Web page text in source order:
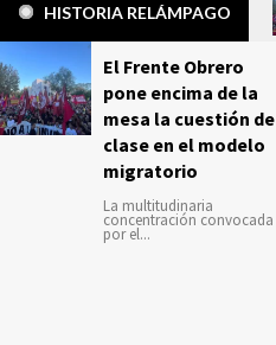
HISTORIA RELÁMPAGO
El Frente Obrero
pone encima de la
mesa la cuestión de
clase en el modelo
migratorio
La multitudinaria
concentración convocada
por el...